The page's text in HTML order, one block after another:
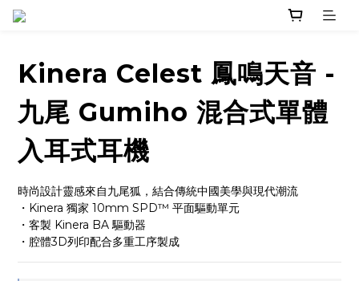
Kinera Celest 鳳鳴天音 -
九尾 Gumiho 混合式單體
入耳式耳機
時尚設計靈感來自九尾狐，結合傳統中國美學與現代潮流
・Kinera 獨家 10mm SPD™ 平面驅動單元
・客製 Kinera BA 驅動器
・腔體3D列印配合多重工序製成